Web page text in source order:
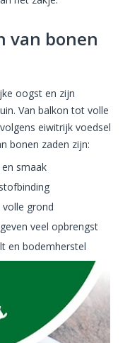
van bonen
oogst en zijn
Van balkon tot volle
eiwitrijk voedsel
bonen zaden zijn:
smaak
grond
veel opbrengst
en bodemherstel